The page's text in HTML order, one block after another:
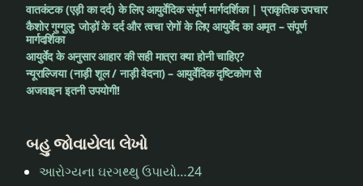
वातकंटक (एड़ी का दर्द) के लिए आयुर्वेदिक संपूर्ण मार्गदर्शिका | प्राकृतिक उपचार
कैशोर गुग्गुलु: जोड़ों के दर्द और त्वचा रोगों के लिए आयुर्वेद का अमृत – संपूर्ण
मार्गदर्शिका
आयुर्वेद के अनुसार आहार की सही मात्रा क्या होनी चाहिए?
न्यूराल्जिया (नाड़ी शूल / नाड़ी वेदना) – आयुर्वेदिक दृष्टिकोण से
अजवाइन इतनी उपयोगी!
બહુ જોવાયેલા લેખો
આરોગ્યના ઘરગથ્થુ ઉપાયો…24